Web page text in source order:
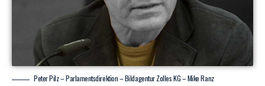
Peter Pilz – Parlamentsdirektion – Bildagentur Zolles KG – Mike Ranz